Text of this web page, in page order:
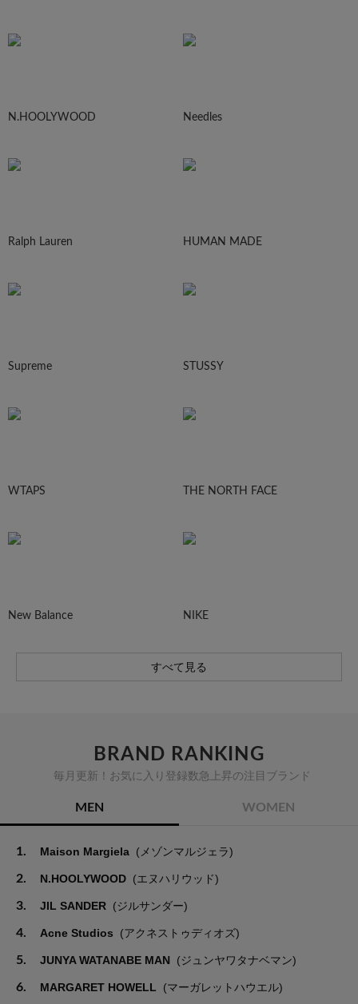
N.HOOLYWOOD Needles
Ralph Lauren HUMAN MADE
Supreme STUSSY
WTAPS THE NORTH FACE
New Balance NIKE
すべて見る
BRAND RANKING
毎月更新！お気に入り登録数急上昇の注目ブランド
MEN WOMEN
1. Maison Margiela (メゾンマルジェラ)
2. N.HOOLYWOOD (エヌハリウッド)
3. JIL SANDER (ジルサンダー)
4. Acne Studios (アクネストゥディオズ)
5. JUNYA WATANABE MAN (ジュンヤワタナベマン)
6. MARGARET HOWELL (マーガレットハウエル)